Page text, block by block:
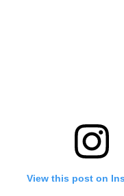
View this post on